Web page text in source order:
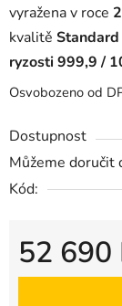
vyražena v roce
kvalitě Standard
ryzosti 999,9 /
Osvobozeno od
Dostupnost
Můžeme doručit
Kód:
52 690